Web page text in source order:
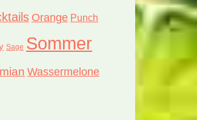
Orange Punch
Sage Sommer
Wassermelone